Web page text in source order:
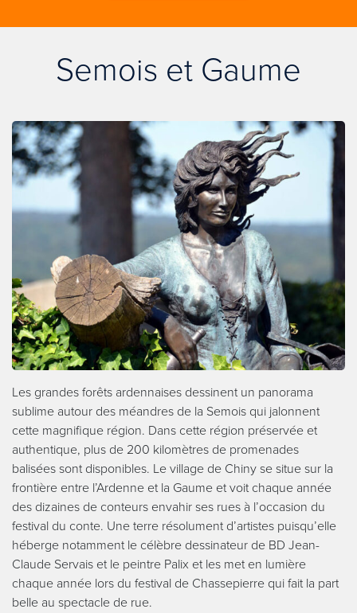
Semois et Gaume
Les grandes forêts ardennaises dessinent un panorama
sublime autour des méandres de la Semois qui jalonnent
cette magnifique région. Dans cette région préservée et
authentique, plus de 200 kilomètres de promenades
balisées sont disponibles. Le village de Chiny se situe sur la
frontière entre l’Ardenne et la Gaume et voit chaque année
des dizaines de conteurs envahir ses rues à l’occasion du
festival du conte. Une terre résolument d’artistes puisqu’elle
héberge notamment le célèbre dessinateur de BD Jean-
Claude Servais et le peintre Palix et les met en lumière
chaque année lors du festival de Chassepierre qui fait la part
belle au spectacle de rue.